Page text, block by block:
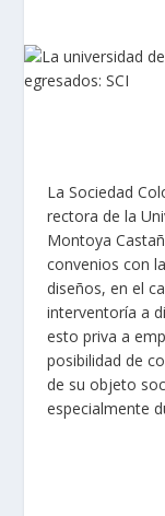
La Sociedad
rectora de la
Montoya
convenios con
diseños, en el
interventoría a
esto priva a
posibilidad de
de su objeto
especialmente